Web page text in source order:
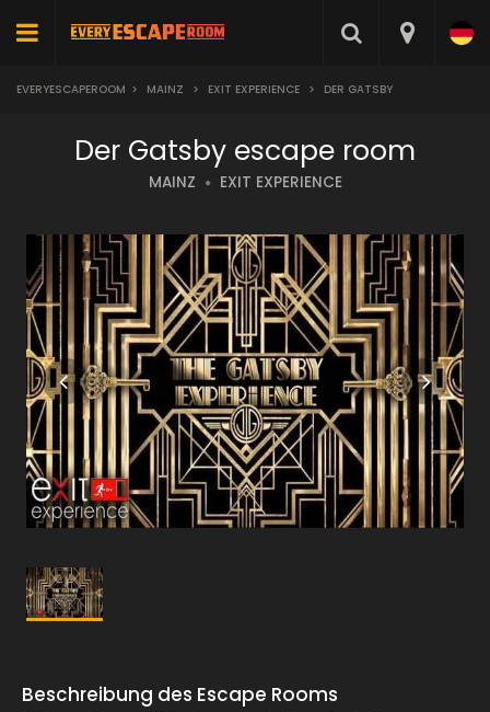
EVERYESCAPEROOM > MAINZ > EXIT EXPERIENCE > DER GATSBY
Der Gatsby escape room
MAINZ EXIT EXPERIENCE
Beschreibung des Escape Rooms